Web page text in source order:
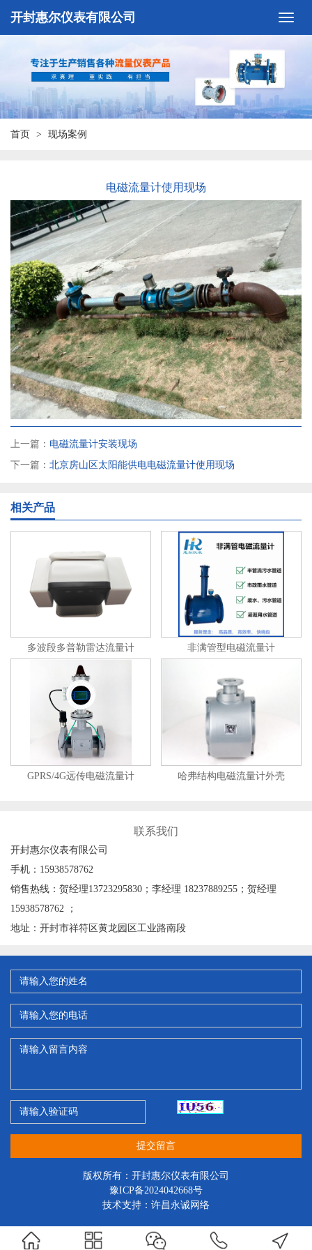
开封惠尔仪表有限公司
首页 现场案例
电磁流量计使用现场
上一篇： 电磁流量计安装现场
下一篇： 北京房山区太阳能供电电磁流量计使用现场
相关产品
多波段多普勒雷达流量计 非满管型电磁流量计
GPRS/4G远传电磁流量计 哈弗结构电磁流量计外壳
联系我们
开封惠尔仪表有限公司
手机：15938578762
销售热线：贺经理13723295830；李经理 18237889255；贺经理
15938578762 ；
地址：开封市祥符区黄龙园区工业路南段
提交留言
版权所有：开封惠尔仪表有限公司
豫ICP备2024042668号
技术支持： 许昌永诚网络